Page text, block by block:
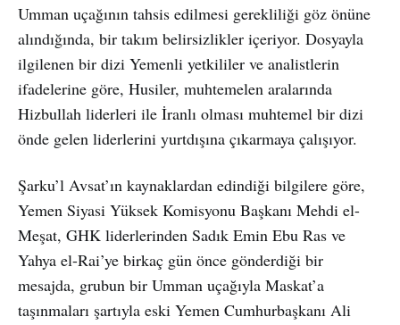
Umman uçağının tahsis edilmesi gerekliliği göz önüne
alındığında, bir takım belirsizlikler içeriyor. Dosyayla
ilgilenen bir dizi Yemenli yetkililer ve analistlerin
ifadelerine göre, Husiler, muhtemelen aralarında
Hizbullah liderleri ile İranlı olması muhtemel bir dizi
önde gelen liderlerini yurtdışına çıkarmaya çalışıyor.
Şarku’l Avsat’ın kaynaklardan edindiği bilgilere göre,
Yemen Siyasi Yüksek Komisyonu Başkanı Mehdi el-
Meşat, GHK liderlerinden Sadık Emin Ebu Ras ve
Yahya el-Rai’ye birkaç gün önce gönderdiği bir
mesajda, grubun bir Umman uçağıyla Maskat’a
taşınmaları şartıyla eski Yemen Cumhurbaşkanı Ali